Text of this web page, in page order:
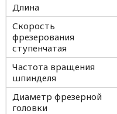
Длина
Скорость
фрезерования
ступенчатая
Частота вращения
шпинделя
Диаметр фрезерной
головки